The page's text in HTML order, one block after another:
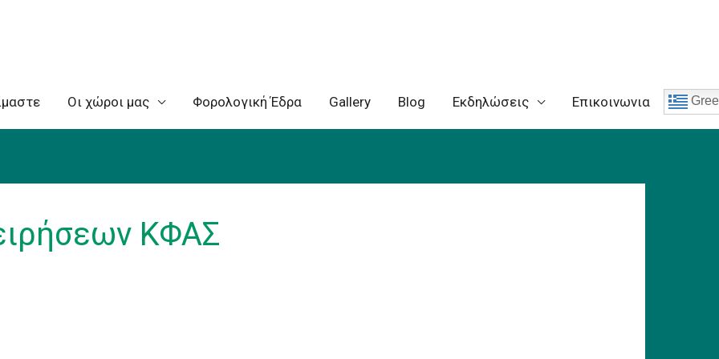
Oι χώροι μας Φορολογική Έδρα Gallery Blog Eκδηλώσεις Επικοινωνια
ΚΦΑΣ